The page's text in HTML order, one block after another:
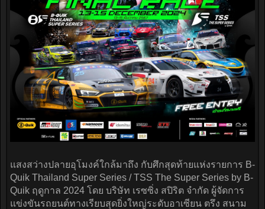
แสงสว่างปลายอุโมงค์ใกล้มาถึง กับศึกสุดท้ายแห่งรายการ B-
Quik Thailand Super Series / TSS The Super Series by B-
Quik ฤดูกาล 2024 โดย บริษัท เรซซิ่ง สปิริต จำกัด ผู้จัดการ
แข่งขันรถยนต์ทางเรียบสุดยิ่งใหญ่ระดับอาเซียน ตรึง สนาม